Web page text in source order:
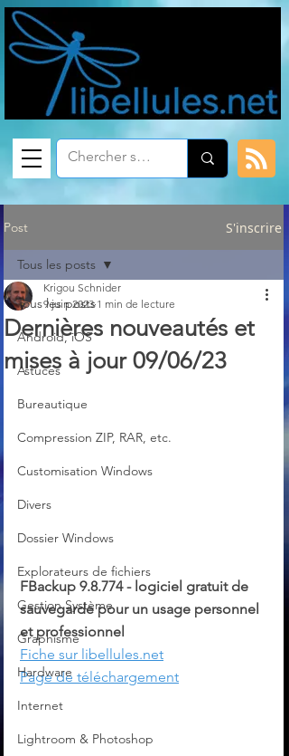
Post S'inscrire
Tous les posts
Android, iOS
Astuces
Bureautique
Compression ZIP, RAR, etc.
Customisation Windows
Divers
Dossier Windows
Explorateurs de fichiers
Gestion Système
Graphisme
Hardware
Internet
Lightroom & Photoshop
Tous les posts
Dernières nouveautés et
mises à jour 09/06/23
Krigou Schnider
9 juin 2023 1 min de lecture
FBackup 9.8.774 - logiciel gratuit de
sauvegarde pour un usage personnel
et professionnel
Fiche sur libellules.net
Page de téléchargement